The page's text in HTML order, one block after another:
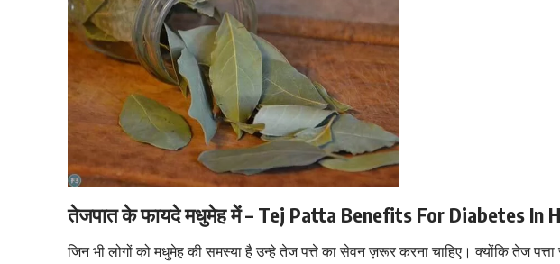
तेजपात के फायदे मधुमेह में – Tej Patta Benefits For Diabetes In
जिन भी लोगों कोमधुमेह की समस्या हैउन्हे तेज पत्ते का सेवन ज़रूर करना चाहिए। क्योंकि तेज